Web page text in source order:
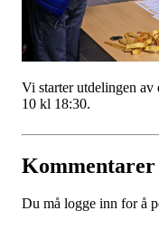
Vi starter utdelingen
10 kl 18:30.
Kommentarer
Du må logge inn for å